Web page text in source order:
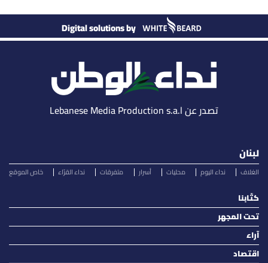
Digital solutions by
تصدر عن Lebanese Media Production s.a.l
لبنان
الغلاف نداء اليوم محليات أسرار متفرقات نداء القرّاء خاص الموقع
كتّابنا
تحت المجهر
آراء
اقتصاد